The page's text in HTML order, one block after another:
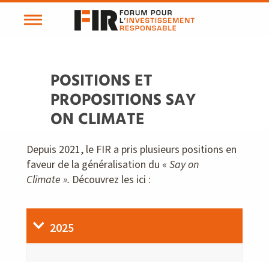
POSITIONS ET
PROPOSITIONS SAY
ON CLIMATE
Depuis 2021, le FIR a pris plusieurs positions en
faveur de la généralisation du « Say on
Climate ». Découvrez les ici :
2025